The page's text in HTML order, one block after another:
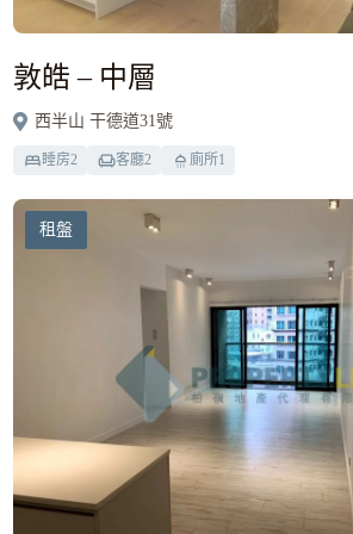
敦皓 – 中層
西半山 干德道31號
睡房2 客廳2 廁所1
租盤